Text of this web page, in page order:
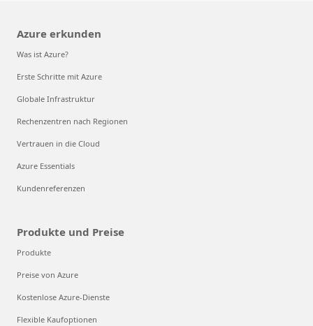
Azure erkunden
Was ist Azure?
Erste Schritte mit Azure
Globale Infrastruktur
Rechenzentren nach Regionen
Vertrauen in die Cloud
Azure Essentials
Kundenreferenzen
Produkte und Preise
Produkte
Preise von Azure
Kostenlose Azure-Dienste
Flexible Kaufoptionen